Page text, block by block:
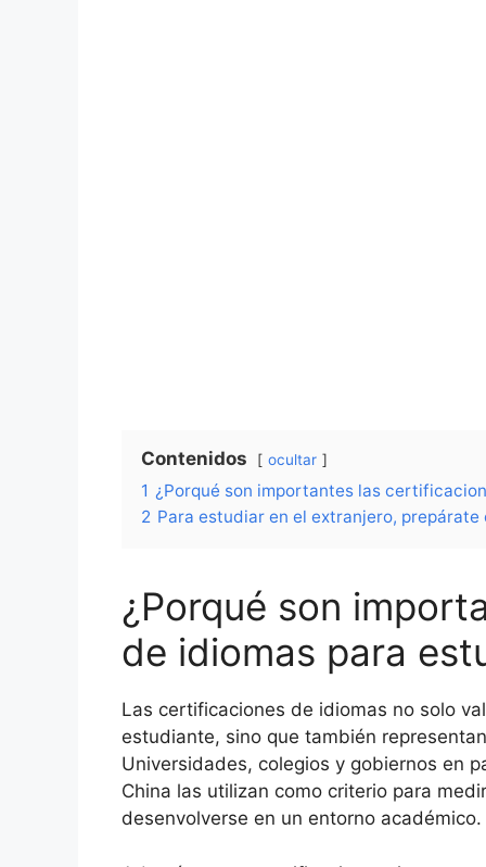
Contenidos ocultar
1 ¿Porqué son importantes las
2 Para estudiar en el extranjero,
¿Porqué son
de idiomas para
Las certificaciones de idiomas no solo
estudiante, sino que también
Universidades, colegios y gobiernos en
China las utilizan como criterio para
desenvolverse en un entorno académico.